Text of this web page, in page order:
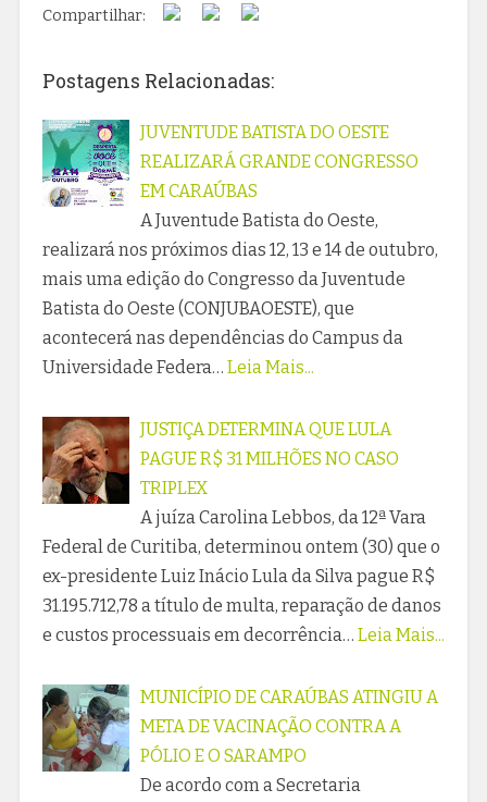
Compartilhar:
Postagens Relacionadas:
JUVENTUDE BATISTA DO OESTE
REALIZARÁ GRANDE CONGRESSO
EM CARAÚBAS
A Juventude Batista do Oeste,
realizará nos próximos dias 12, 13 e 14 de outubro,
mais uma edição do Congresso da Juventude
Batista do Oeste (CONJUBAOESTE), que
acontecerá nas dependências do Campus da
Universidade Federa… Leia Mais...
JUSTIÇA DETERMINA QUE LULA
PAGUE R$ 31 MILHÕES NO CASO
TRIPLEX
A juíza Carolina Lebbos, da 12ª Vara
Federal de Curitiba, determinou ontem (30) que o
ex-presidente Luiz Inácio Lula da Silva pague R$
31.195.712,78 a título de multa, reparação de danos
e custos processuais em decorrência… Leia Mais...
MUNICÍPIO DE CARAÚBAS ATINGIU A
META DE VACINAÇÃO CONTRA A
PÓLIO E O SARAMPO
De acordo com a Secretaria